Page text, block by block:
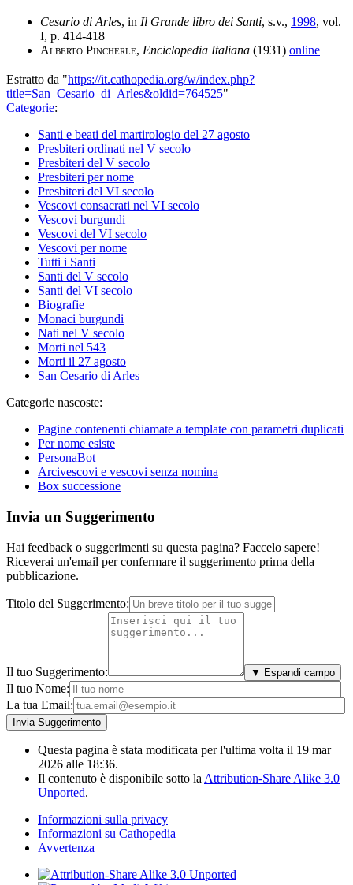
Cesario di Arles, in Il Grande libro dei Santi, s.v., 1998, vol.
I, p. 414-418
Alberto Pincherle, Enciclopedia Italiana (1931) online
Estratto da "https://it.cathopedia.org/w/index.php?
title=San_Cesario_di_Arles&oldid=764525"
Categorie:
Santi e beati del martirologio del 27 agosto
Presbiteri ordinati nel V secolo
Presbiteri del V secolo
Presbiteri per nome
Presbiteri del VI secolo
Vescovi consacrati nel VI secolo
Vescovi burgundi
Vescovi del VI secolo
Vescovi per nome
Tutti i Santi
Santi del V secolo
Santi del VI secolo
Biografie
Monaci burgundi
Nati nel V secolo
Morti nel 543
Morti il 27 agosto
San Cesario di Arles
Categorie nascoste:
Pagine contenenti chiamate a template con parametri duplicati
Per nome esiste
PersonaBot
Arcivescovi e vescovi senza nomina
Box successione
Invia un Suggerimento
Hai feedback o suggerimenti su questa pagina? Faccelo sapere!
Riceverai un'email per confermare il suggerimento prima della
pubblicazione.
Titolo del Suggerimento:
Il tuo Suggerimento: ▼ Espandi campo
Il tuo Nome:
La tua Email:
Questa pagina è stata modificata per l'ultima volta il 19 mar
2026 alle 18:36.
Il contenuto è disponibile sotto la Attribution-Share Alike 3.0
Unported.
Informazioni sulla privacy
Informazioni su Cathopedia
Avvertenza